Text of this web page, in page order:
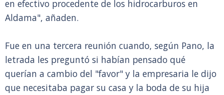
en efectivo procedente de los hidrocarburos en
Aldama", añaden.
Fue en una tercera reunión cuando, según Pano, la
letrada les preguntó si habían pensado qué
querían a cambio del "favor" y la empresaria le dijo
que necesitaba pagar su casa y la boda de su hija